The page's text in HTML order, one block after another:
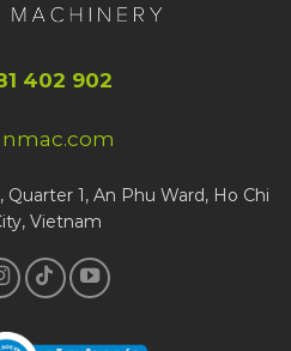
402 902
Quarter 1, An Phu Ward, Ho Chi
Vietnam